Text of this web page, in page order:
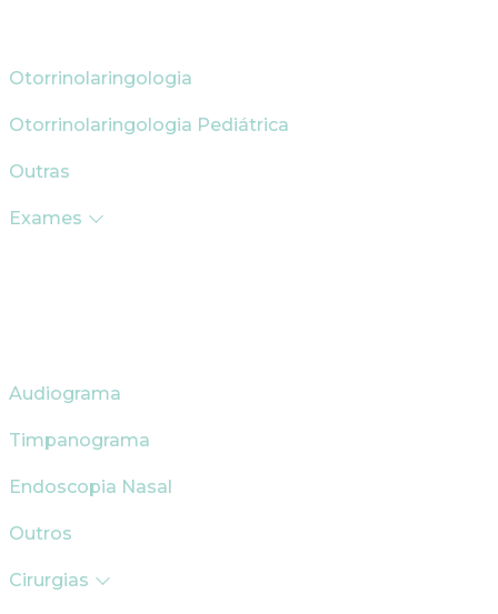
Otorrinolaringologia
Otorrinolaringologia Pediátrica
Outras
Exames
Audiograma
Timpanograma
Endoscopia Nasal
Outros
Cirurgias